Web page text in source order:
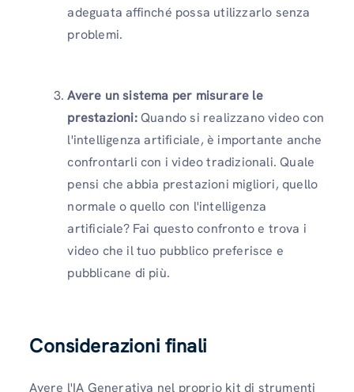
adeguata affinché possa utilizzarlo senza
problemi.
Avere un sistema per misurare le
prestazioni:Quando si realizzano video con
l'intelligenza artificiale, è importante anche
confrontarli con i video tradizionali. Quale
pensi che abbia prestazioni migliori, quello
normale o quello con l'intelligenza
artificiale? Fai questo confronto e trova i
video che il tuo pubblico preferisce e
pubblicane di più.
Considerazioni finali
Avere l'IA Generativa nel proprio kit di strumenti